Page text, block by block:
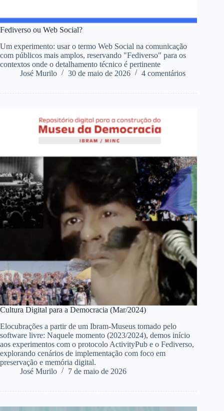
Fediverso ou Web Social?
Um experimento: usar o termo Web Social na comunicação
com públicos mais amplos, reservando "Fediverso" para os
contextos onde o detalhamento técnico é pertinente
José Murilo
30 de maio de 2026 4 comentários
Cultura Digital para a Democracia (Mar/2024)
Elocubrações a partir de um Ibram-Museus tomado pelo
software livre: Naquele momento (2023/2024), demos início
aos experimentos com o protocolo ActivityPub e o Fediverso,
explorando cenários de implementação com foco em
preservação e memória digital.
José Murilo
7 de maio de 2026